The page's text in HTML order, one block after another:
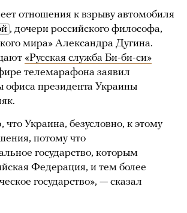
отношения к взрыву автомобиля
, дочери российского философа,
мира» Александра Дугина.
«Русская служба Би-би-си»
телемарафона заявил
офиса президента Украины
Украина, безусловно, к этому
потому что
государство, которым
Федерация, и тем более
государство», — сказал